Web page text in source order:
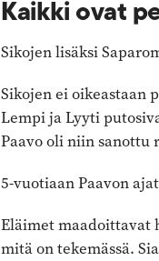
Kaikki ovat
Sikojen lisäksi
Sikojen ei oikeastaan
Lempi ja Lyyti
Paavo oli niin sanottu
5-vuotiaan Paavon
Eläimet maadoittavat
mitä on tekemässä.